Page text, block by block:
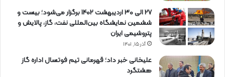
27 الی 30 اردیبهشت 1402 برگزار می‌شود؛ بیست و
ششمین نمایشگاه بین‌المللی نفت، گاز، پالایش و
پتروشیمی ایران
آذر ۱۵, ۱۴۰۱
علیخانی خبر داد؛ قهرمانی تیم فوتسال اداره گاز
هشتگرد